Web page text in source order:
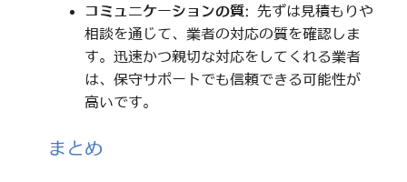
コミュニケーションの質: 先ずは見積もりや
相談を通じて、業者の対応の質を確認しま
す。迅速かつ親切な対応をしてくれる業者
は、保守サポートでも信頼できる可能性が
高いです。
まとめ